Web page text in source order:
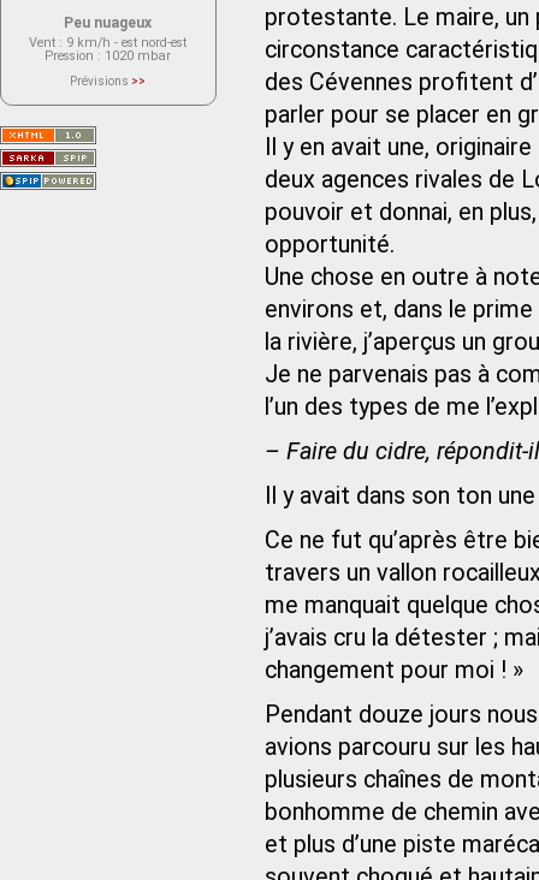
protestante. Le maire, un
circonstance
des Cévennes profitent
parler pour se placer en
Il y en avait une,
deux agences rivales de
pouvoir et donnai, en
opportunité.
Une chose en outre à
environs et, dans le
la rivière, j’aperçus un
Je ne parvenais pas à
l’un des types de me
– Faire du cidre, répondit-
Il y avait dans son ton
Ce ne fut qu’après être
travers un vallon
me manquait quelque
j’avais cru la détester ;
changement pour moi ! »
Pendant douze jours
avions parcouru sur les
plusieurs chaînes de
bonhomme de chemin
et plus d’une piste
Peu nuageux
Vent : 9 km/h - est nord-est
Pression : 1020 mbar
Prévisions >>
actuellement aucune prévision
Saint-Nom.
Veuillez consulter le message du
service ci-dessous.
(401 - Invalid API key. Please see
https://openweathermap.org/faq#error401